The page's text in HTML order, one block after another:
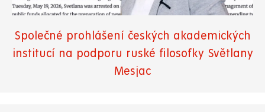
Společné prohlášení českých akademických
institucí na podporu ruské filosofky Světlany
Mesjac